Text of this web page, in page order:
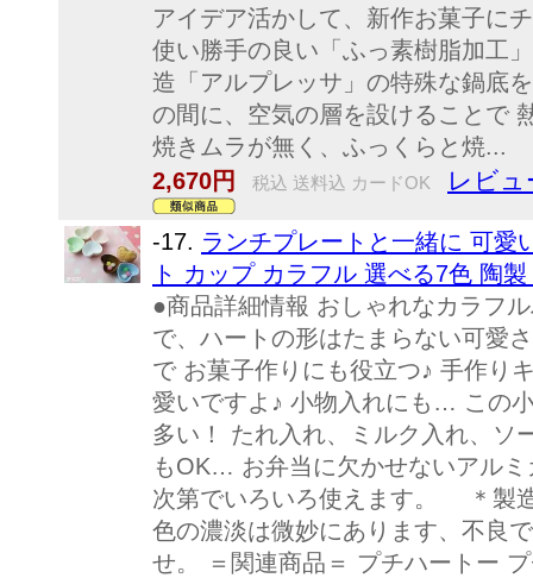
アイデア活かして、新作お菓子に
使い勝手の良い「ふっ素樹脂加工
造「アルプレッサ」の特殊な鍋底
の間に、空気の層を設けることで
焼きムラが無く、ふっくらと焼...
2,670円
税込 送料込 カードOK レビュ
-17. ランチプレートと一緒に 可愛
ト カップ カラフル 選べる7色 陶
●商品詳細情報 おしゃれなカラフ
で、ハートの形はたまらない可愛
で お菓子作りにも役立つ♪ 手作り
愛いですよ♪ 小物入れにも… この
多い！ たれ入れ、ミルク入れ、ソ
もOK… お弁当に欠かせないアル
次第でいろいろ使えます。 ＊製
色の濃淡は微妙にあります、不良
せ。 ＝関連商品＝ プチハートー